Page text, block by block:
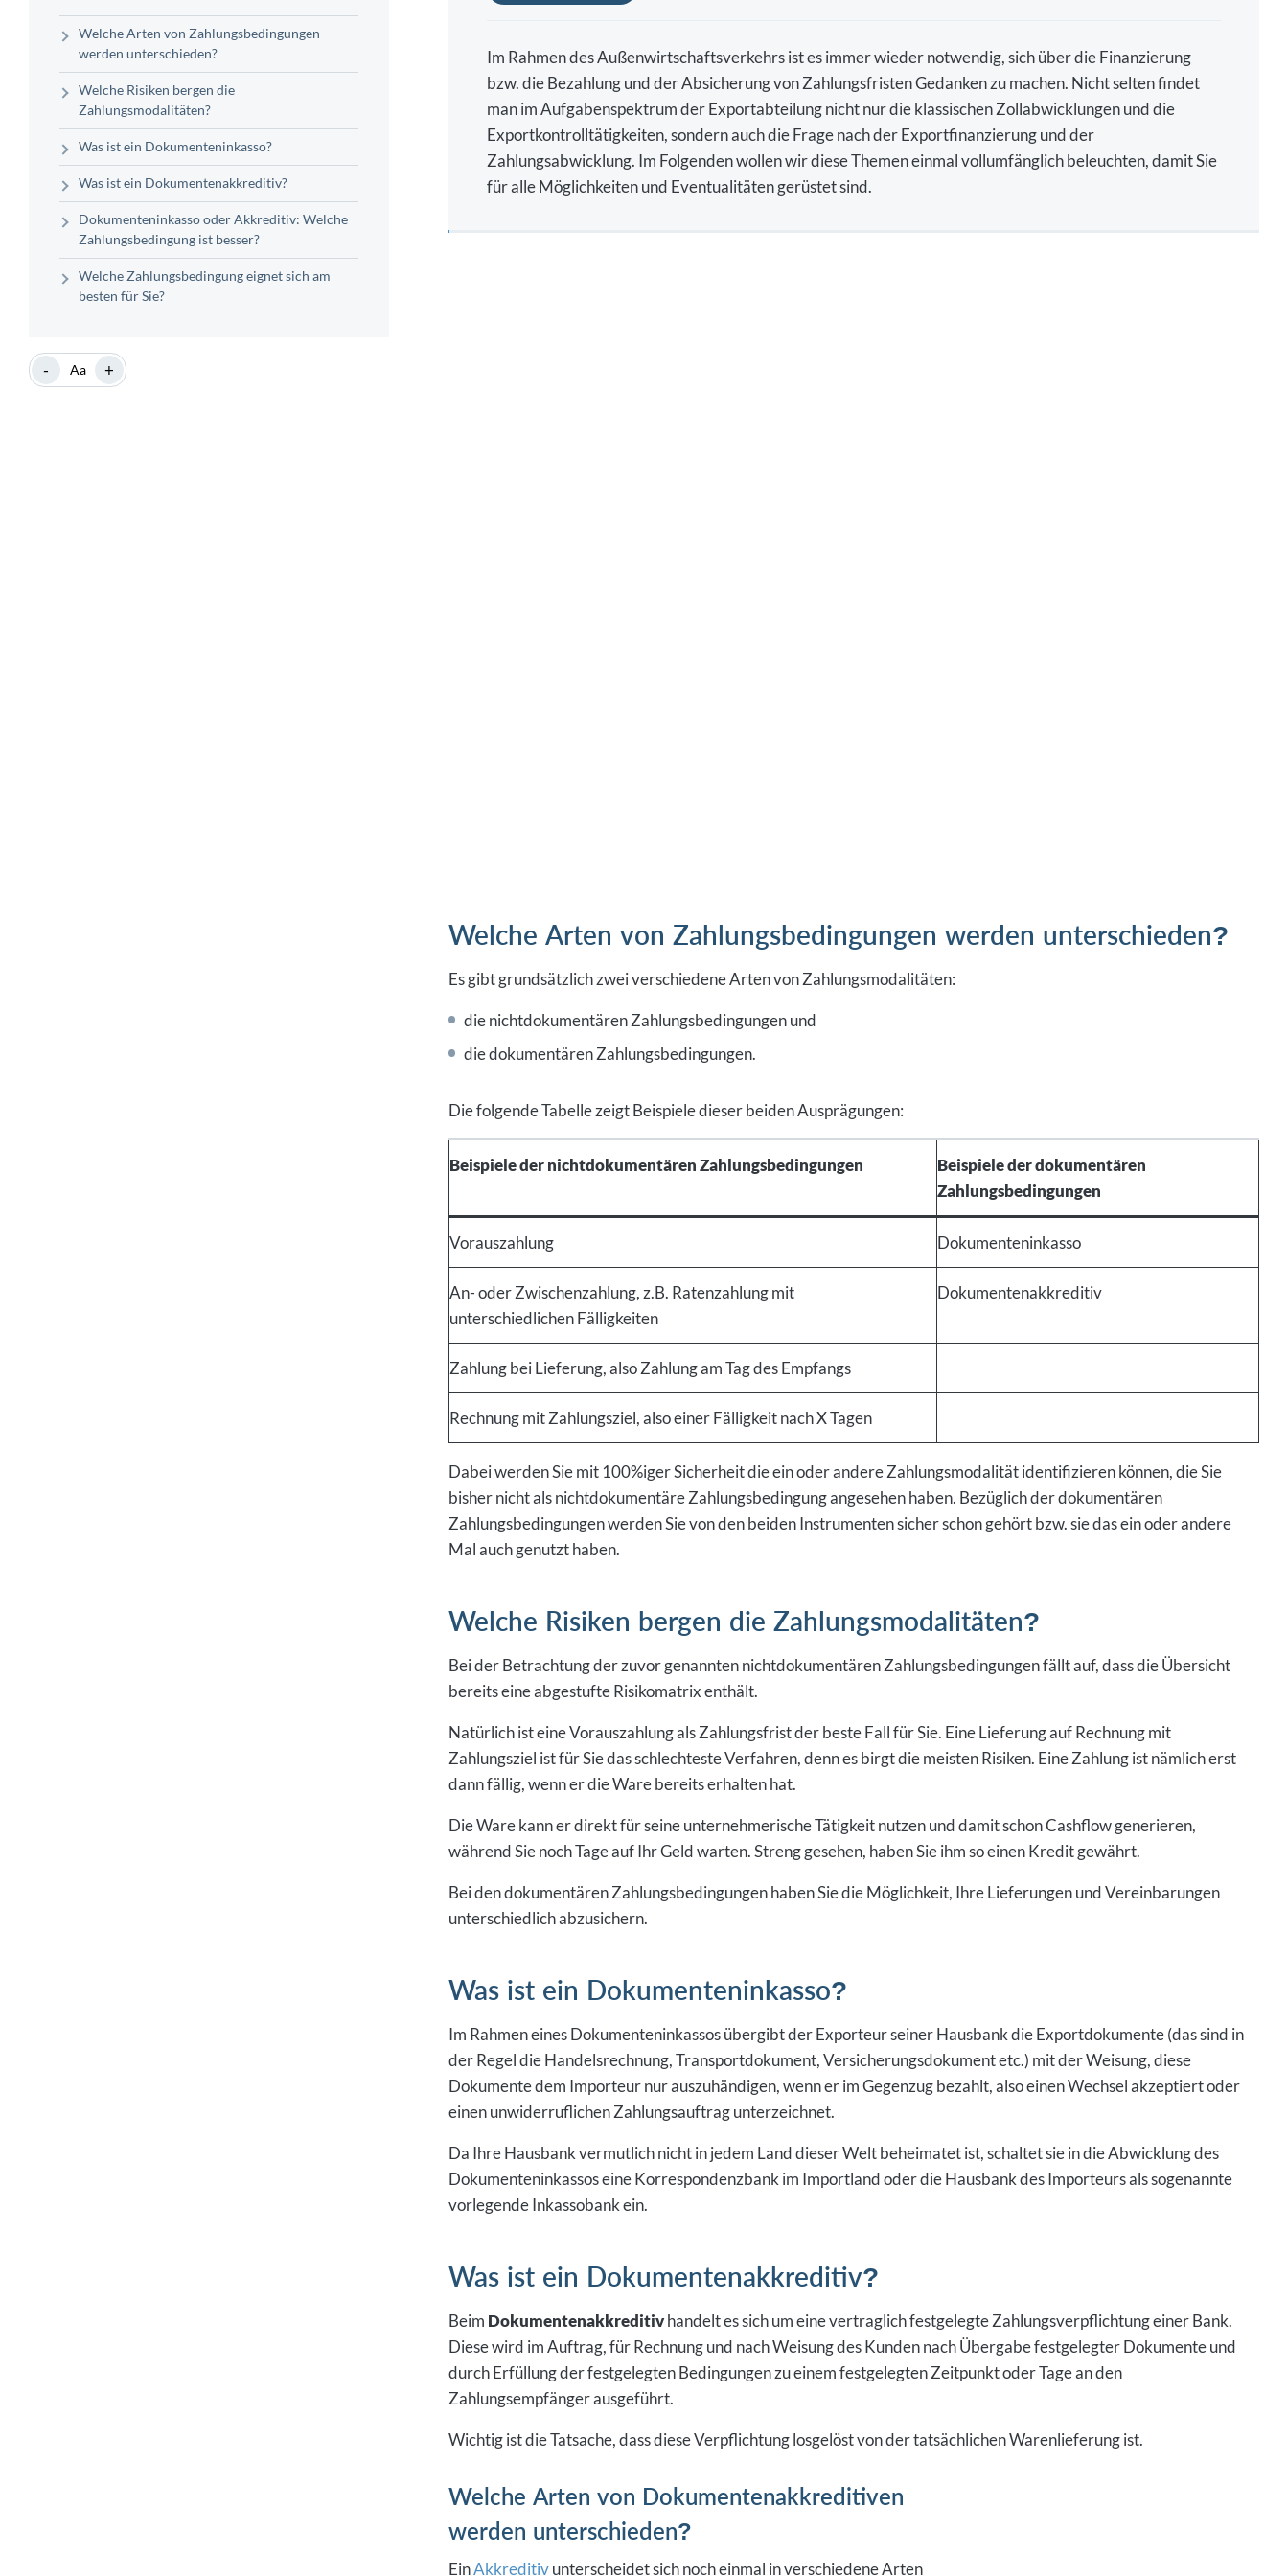
Welche Arten von Zahlungsbedingungen
werden unterschieden?
Welche Risiken bergen die
Zahlungsmodalitäten?
Was ist ein Dokumenteninkasso?
Was ist ein Dokumentenakkreditiv?
Dokumenteninkasso oder Akkreditiv: Welche
Zahlungsbedingung ist besser?
Welche Zahlungsbedingung eignet sich am
besten für Sie?
- Aa +
Im Rahmen des Außenwirtschaftsverkehrs ist es immer wieder notwendig, sich über die Finanzierung
bzw. die Bezahlung und der Absicherung von Zahlungsfristen Gedanken zu machen. Nicht selten findet
man im Aufgabenspektrum der Exportabteilung nicht nur die klassischen Zollabwicklungen und die
Exportkontrolltätigkeiten, sondern auch die Frage nach der Exportfinanzierung und der
Zahlungsabwicklung. Im Folgenden wollen wir diese Themen einmal vollumfänglich beleuchten, damit Sie
für alle Möglichkeiten und Eventualitäten gerüstet sind.
Welche Arten von Zahlungsbedingungen werden unterschieden?
Es gibt grundsätzlich zwei verschiedene Arten von Zahlungsmodalitäten:
die nichtdokumentären Zahlungsbedingungen und
die dokumentären Zahlungsbedingungen.
Die folgende Tabelle zeigt Beispiele dieser beiden Ausprägungen:
Beispiele der nichtdokumentären Zahlungsbedingungen
Beispiele der dokumentären
Zahlungsbedingungen
Vorauszahlung Dokumenteninkasso
An- oder Zwischenzahlung, z.B. Ratenzahlung mit
unterschiedlichen Fälligkeiten
Dokumentenakkreditiv
Zahlung bei Lieferung, also Zahlung am Tag des Empfangs
Rechnung mit Zahlungsziel, also einer Fälligkeit nach X Tagen
Dabei werden Sie mit 100%iger Sicherheit die ein oder andere Zahlungsmodalität identifizieren können, die Sie
bisher nicht als nichtdokumentäre Zahlungsbedingung angesehen haben. Bezüglich der dokumentären
Zahlungsbedingungen werden Sie von den beiden Instrumenten sicher schon gehört bzw. sie das ein oder andere
Mal auch genutzt haben.
Welche Risiken bergen die Zahlungsmodalitäten?
Bei der Betrachtung der zuvor genannten nichtdokumentären Zahlungsbedingungen fällt auf, dass die Übersicht
bereits eine abgestufte Risikomatrix enthält.
Natürlich ist eine Vorauszahlung als Zahlungsfrist der beste Fall für Sie. Eine Lieferung auf Rechnung mit
Zahlungsziel ist für Sie das schlechteste Verfahren, denn es birgt die meisten Risiken. Eine Zahlung ist nämlich erst
dann fällig, wenn er die Ware bereits erhalten hat.
Die Ware kann er direkt für seine unternehmerische Tätigkeit nutzen und damit schon Cashflow generieren,
während Sie noch Tage auf Ihr Geld warten. Streng gesehen, haben Sie ihm so einen Kredit gewährt.
Bei den dokumentären Zahlungsbedingungen haben Sie die Möglichkeit, Ihre Lieferungen und Vereinbarungen
unterschiedlich abzusichern.
Was ist ein Dokumenteninkasso?
Im Rahmen eines Dokumenteninkassos übergibt der Exporteur seiner Hausbank die Exportdokumente (das sind in
der Regel die Handelsrechnung, Transportdokument, Versicherungsdokument etc.) mit der Weisung, diese
Dokumente dem Importeur nur auszuhändigen, wenn er im Gegenzug bezahlt, also einen Wechsel akzeptiert oder
einen unwiderruflichen Zahlungsauftrag unterzeichnet.
Da Ihre Hausbank vermutlich nicht in jedem Land dieser Welt beheimatet ist, schaltet sie in die Abwicklung des
Dokumenteninkassos eine Korrespondenzbank im Importland oder die Hausbank des Importeurs als sogenannte
vorlegende Inkassobank ein.
Was ist ein Dokumentenakkreditiv?
Beim Dokumentenakkreditivhandelt es sich um eine vertraglich festgelegte Zahlungsverpflichtung einer Bank.
Diese wird im Auftrag, für Rechnung und nach Weisung des Kunden nach Übergabe festgelegter Dokumente und
durch Erfüllung der festgelegten Bedingungen zu einem festgelegten Zeitpunkt oder Tage an den
Zahlungsempfänger ausgeführt.
Wichtig ist die Tatsache, dass diese Verpflichtung losgelöst von der tatsächlichen Warenlieferung ist.
Welche Arten von Dokumentenakkreditiven
werden unterschieden?
EinAkkreditivunterscheidet sich noch einmal in verschiedene Arten